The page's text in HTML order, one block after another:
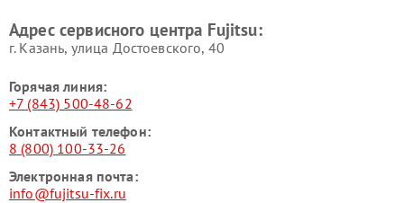
Адрес сервисного центра Fujitsu:
г. Казань, улица Достоевского, 40
Горячая линия:
+7 (843) 500-48-62
Контактный телефон:
8 (800) 100-33-26
Электронная почта:
info@fujitsu-fix.ru